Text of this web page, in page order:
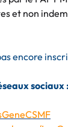
et non
encore
sociaux :